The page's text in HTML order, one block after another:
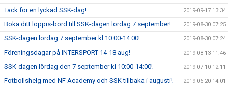
Tack för en lyckad SSK-dag! 2019-09-17 13:34
Boka ditt loppis-bord till SSK-dagen lördag 7 september! 2019-08-30 07:25
SSK-dagen lördag 7 september kl 10:00-14:00! 2019-08-30 07:24
Föreningsdagar på INTERSPORT 14-18 aug! 2019-08-13 11:46
SSK-dagen lördag den 7 september kl 10:00-14:00! 2019-07-10 12:11
Fotbollshelg med NF Academy och SSK tillbaka i augusti! 2019-06-20 14:01